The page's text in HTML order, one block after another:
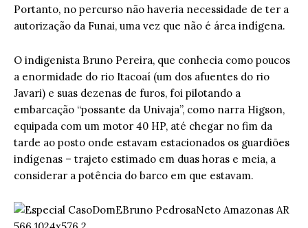
Portanto, no percurso não haveria necessidade de ter a
autorização da Funai, uma vez que não é área indígena.
O indigenista Bruno Pereira, que conhecia como poucos
a enormidade do rio Itacoaí (um dos afuentes do rio
Javari) e suas dezenas de furos, foi pilotando a
embarcação “possante da Univaja”, como narra Higson,
equipada com um motor 40 HP, até chegar no fim da
tarde ao posto onde estavam estacionados os guardiões
indígenas – trajeto estimado em duas horas e meia, a
considerar a potência do barco em que estavam.